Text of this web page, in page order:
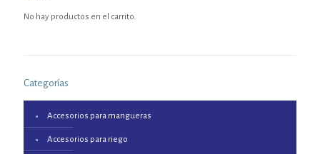
No hay productos en el carrito.
Categorías
Accesorios para mangueras
Accesorios para riego